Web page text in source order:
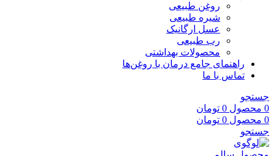
روغن طبیعی
شیره طبیعی
عسل ارگانیک
رب طبیعی
محصولات بهداشتی
راهنمای جامع درمان با روغن‌ها
تماس با ما
جستجو
0 محصول 0 تومان
0 محصول 0 تومان
جستجو